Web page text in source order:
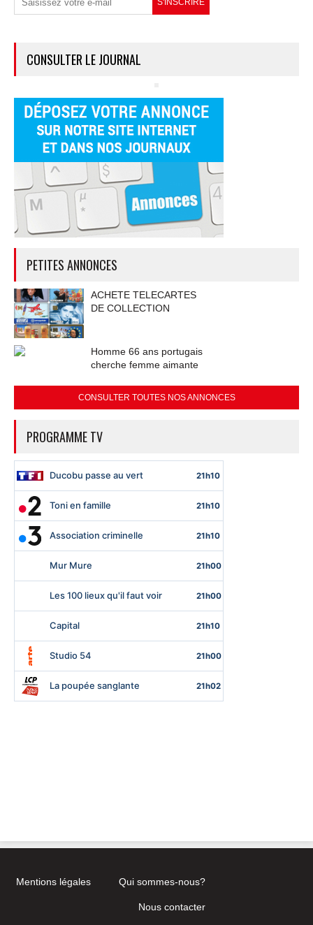
CONSULTER LE JOURNAL
PETITES ANNONCES
ACHETE TELECARTES
DE COLLECTION
Homme 66 ans portugais
cherche femme aimante
CONSULTER TOUTES NOS ANNONCES
PROGRAMME TV
Mentions légales Qui sommes-nous?
Nous contacter